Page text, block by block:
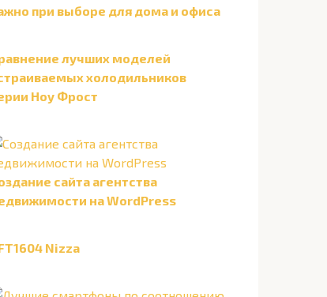
при выборе для дома и офиса
лучших моделей
холодильников
Ноу Фрост
сайта агентства
на WordPress
Nizza